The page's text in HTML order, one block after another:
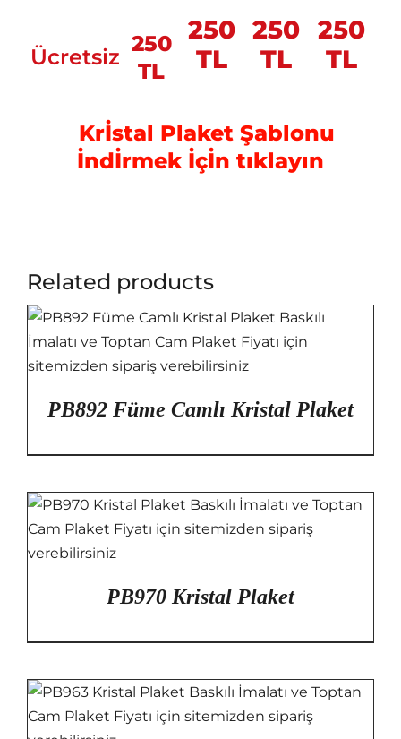
Ücretsiz
250
TL
250
TL
250
TL
250
TL
Krİstal Plaket Şablonu
İndİrmek İçİn tıklayın
Related products
PB892 Füme Camlı Kristal Plaket
PB970 Kristal Plaket